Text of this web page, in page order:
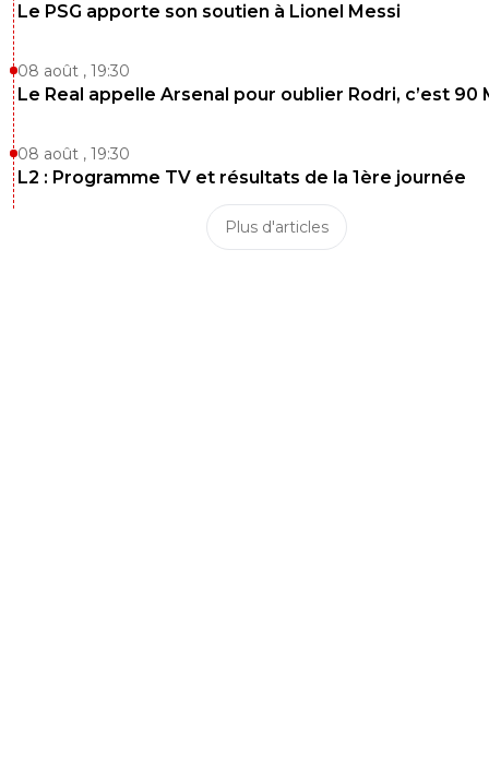
Le PSG apporte son soutien à Lionel Messi
08 août , 19:30
Le Real appelle Arsenal pour oublier Rodri, c’est 90
08 août , 19:30
L2 : Programme TV et résultats de la 1ère journée
Plus d'articles